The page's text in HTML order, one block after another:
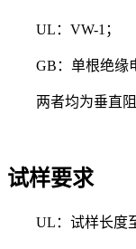
UL：VW-1；
GB：单根绝缘
两者均为垂直阻
试样要求
UL：试样长度